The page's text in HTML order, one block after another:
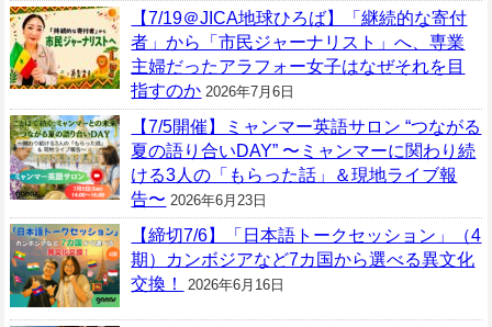
【7/19＠JICA地球ひろば】「継続的な寄付
者」から「市民ジャーナリスト」へ、専業
主婦だったアラフォー女子はなぜそれを目
指すのか 2026年7月6日
【7/5開催】ミャンマー英語サロン “つながる
夏の語り合いDAY” 〜ミャンマーに関わり続
ける3人の「もらった話」＆現地ライブ報
告〜 2026年6月23日
【締切7/6】「日本語トークセッション」（4
期）カンボジアなど7カ国から選べる異文化
交換！
2026年6月16日